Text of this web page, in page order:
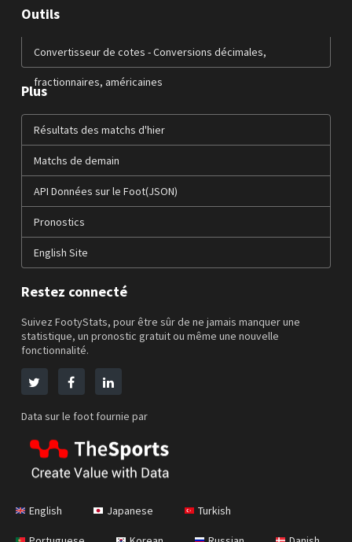
Outils
Convertisseur de cotes - Conversions décimales,
fractionnaires, américaines
Plus
Résultats des matchs d'hier
Matchs de demain
API Données sur le Foot(JSON)
Pronostics
English Site
Restez connecté
Suivez FootyStats, pour être sûr de ne jamais manquer une
statistique, un pronostic gratuit ou même une nouvelle
fonctionnalité.
Data sur le foot fournie par
English Japanese Turkish